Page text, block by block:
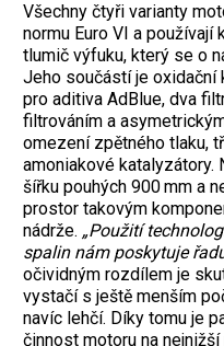
Všechny čtyři varianty
normu Euro VI a používají
tlumič výfuku, který se o
Jeho součástí je oxidační
pro aditiva AdBlue, dva
filtrováním a
omezení zpětného tlaku,
amoniakové katalyzátory.
šířku pouhých 900 mm a
prostor takovým
nádrže. „Použití
spalin nám poskytuje
očividným rozdílem je
vystačí s ještě menším
navíc lehčí. Díky tomu je
činnost motoru na